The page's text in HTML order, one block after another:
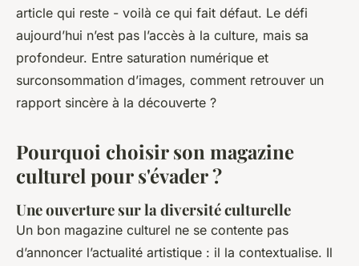
article qui reste - voilà ce qui fait défaut. Le défi
aujourd’hui n’est pas l’accès à la culture, mais sa
profondeur. Entre saturation numérique et
surconsommation d’images, comment retrouver un
rapport sincère à la découverte ?
Pourquoi choisir son magazine
culturel pour s'évader ?
Une ouverture sur la diversité culturelle
Un bon magazine culturel ne se contente pas
d’annoncer l’actualité artistique : il la contextualise. Il